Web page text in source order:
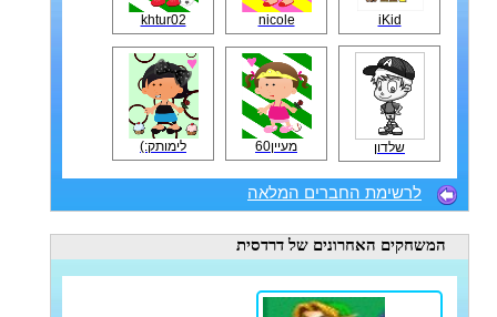
iKid
nicole
khtur02
שלדון מעיין60 לימותק:)
לרשימת החברים המלאה
המשחקים האחרונים של דרדסית